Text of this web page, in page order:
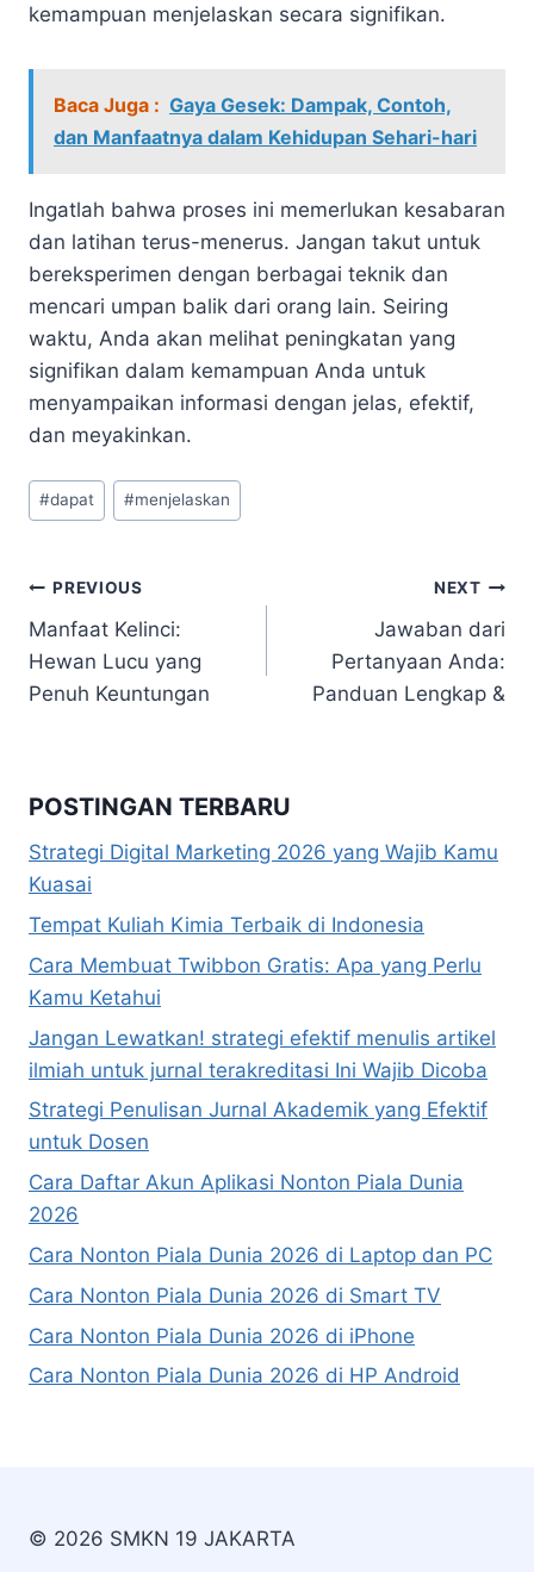
kemampuan menjelaskan secara signifikan.
Baca Juga : Gaya Gesek: Dampak, Contoh,
dan Manfaatnya dalam Kehidupan Sehari-hari
Ingatlah bahwa proses ini memerlukan kesabaran
dan latihan terus-menerus. Jangan takut untuk
bereksperimen dengan berbagai teknik dan
mencari umpan balik dari orang lain. Seiring
waktu, Anda akan melihat peningkatan yang
signifikan dalam kemampuan Anda untuk
menyampaikan informasi dengan jelas, efektif,
dan meyakinkan.
Post
Tags:
#dapat #menjelaskan
Navigasi
pos
PREVIOUS
Manfaat Kelinci:
Hewan Lucu yang
Penuh Keuntungan
NEXT
Jawaban dari
Pertanyaan Anda:
Panduan Lengkap &
POSTINGAN TERBARU
Strategi Digital Marketing 2026 yang Wajib Kamu
Kuasai
Tempat Kuliah Kimia Terbaik di Indonesia
Cara Membuat Twibbon Gratis: Apa yang Perlu
Kamu Ketahui
Jangan Lewatkan! strategi efektif menulis artikel
ilmiah untuk jurnal terakreditasi Ini Wajib Dicoba
Strategi Penulisan Jurnal Akademik yang Efektif
untuk Dosen
Cara Daftar Akun Aplikasi Nonton Piala Dunia
2026
Cara Nonton Piala Dunia 2026 di Laptop dan PC
Cara Nonton Piala Dunia 2026 di Smart TV
Cara Nonton Piala Dunia 2026 di iPhone
Cara Nonton Piala Dunia 2026 di HP Android
© 2026 SMKN 19 JAKARTA